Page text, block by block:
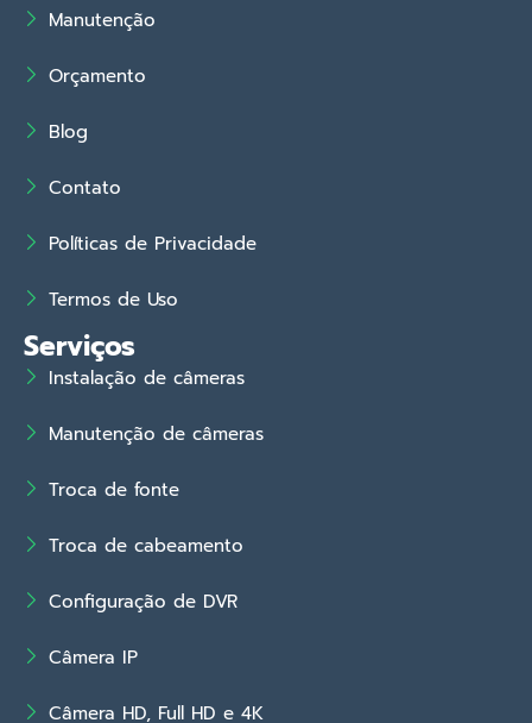
Manutenção
Orçamento
Blog
Contato
Políticas de Privacidade
Termos de Uso
Serviços
Instalação de câmeras
Manutenção de câmeras
Troca de fonte
Troca de cabeamento
Configuração de DVR
Câmera IP
Câmera HD, Full HD e 4K